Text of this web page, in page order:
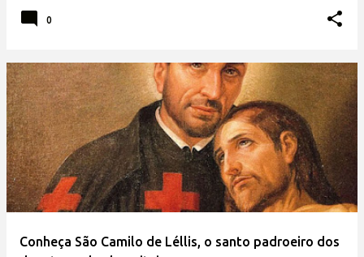
0
Conheça São Camilo de Léllis, o santo padroeiro dos